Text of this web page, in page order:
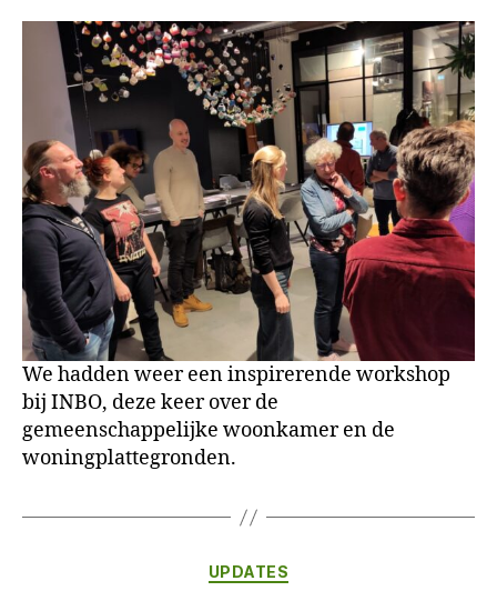
We hadden weer een inspirerende workshop
bij INBO, deze keer over de
gemeenschappelijke woonkamer en de
woningplattegronden.
Categorieën
UPDATES